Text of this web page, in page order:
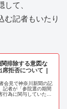
して、
む記者もいたり
排除する意図な
席拒否について |
会見で神奈川新聞の記
記者が「参院選の期間
為に関与していた」